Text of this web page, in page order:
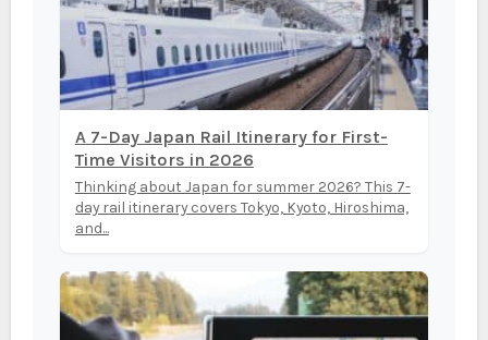
A 7-Day Japan Rail Itinerary for First-
Time Visitors in 2026
Thinking about Japan for summer 2026? This 7-
day rail itinerary covers Tokyo, Kyoto, Hiroshima,
and...